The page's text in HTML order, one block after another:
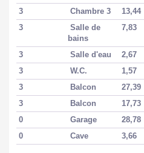
COPROPRIÉTÉ
Bien en copropriété
Nb Lots Copropriété
Dont lots d'habitation
3
Chambre 3
13,44
3
Salle de
bains
7,83
3 Salle d'eau
2,67
3
W.C.
1,57
3
Balcon
27,39
3
Balcon
17,73
0
Garage
28,78
0
Cave 3,66